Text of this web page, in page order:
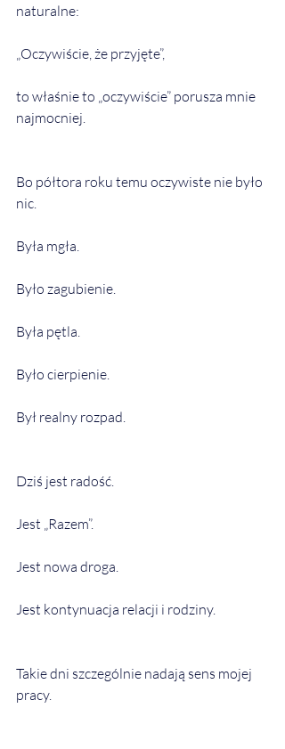
naturalne:
„Oczywiście, że przyjęte”,
to właśnie to „oczywiście” porusza mnie
najmocniej.
Bo półtora roku temu oczywiste nie było
nic.
Była mgła.
Było zagubienie.
Była pętla.
Było cierpienie.
Był realny rozpad.
Dziś jest radość.
Jest „Razem”.
Jest nowa droga.
Jest kontynuacja relacji i rodziny.
Takie dni szczególnie nadają sens mojej
pracy.